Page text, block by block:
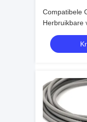
Compatibele
Herbruikbare
Monitoring